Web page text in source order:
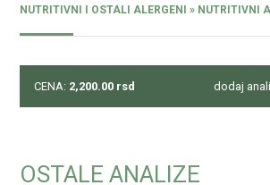
NUTRITIVNI I OSTALI ALERGENI » NUTRITIVNI
CENA: 2,200.00 rsd dodaj
OSTALE ANALIZE